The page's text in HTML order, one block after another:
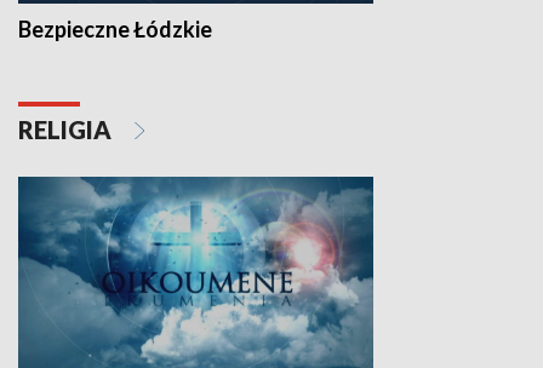
Bezpieczne Łódzkie
RELIGIA